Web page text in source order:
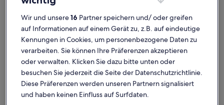
Ferienhaus Ferienwohnung/Apartment
Iglesia de San Marcos: Finde
deine perfekte Unterkunft
Weitere Infos zu SOL BAY Waterfront Apartment
Wir und unsere16 Partner speichern und/ oder greifen
auf Informationen auf einem Gerät zu, z.B. auf eindeutige
Kennungen in Cookies, um personenbezogene Daten zu
verarbeiten. Sie können Ihre Präferenzen akzeptieren
oder verwalten. Klicken Sie dazu bitte unten oder
besuchen Sie jederzeit die Seite der Datenschutzrichtlinie.
Diese Präferenzen werden unseren Partnern signalisiert
und haben keinen Einfluss auf Surfdaten.